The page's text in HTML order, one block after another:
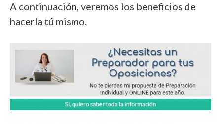
A continuación, veremos los beneficios de
hacerla tú mismo.